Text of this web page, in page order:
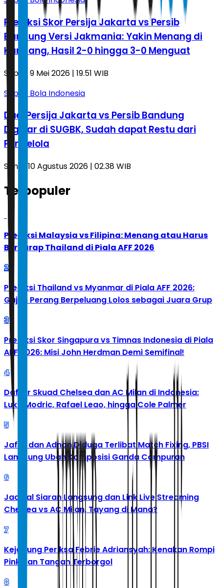
Prediksi Skor Persija Jakarta vs Persib
Bandung Versi Jakmania: Yakin Menang di
Kandang, Hasil 2-0 hingga 3-0 Menguat
Sabtu, 9 Mei 2026 | 19.51 WIB
Sepak Bola Indonesia
Duel Persija Jakarta vs Persib Bandung
Digelar di SUGBK, Sudah dapat Restu dari
Pengelola
Senin, 10 Agustus 2026 | 02.38 WIB
Terpopuler
Prediksi Malaysia vs Filipina: Menang atau Harus
Berharap Thailand di Piala AFF 2026
2
Prediksi Thailand vs Myanmar di Piala AFF 2026:
Gajah Perang Berpeluang Lolos sebagai Juara Grup
3
Prediksi Skor Singapura vs Timnas Indonesia di Piala
AFF 2026: Misi John Herdman Demi Semifinal!
4
Daftar Skuad Chelsea dan AC Milan di Indonesia:
Luka Modric, Rafael Leao, hingga Cole Palmer
5
Jafar dan Adnan Diduga Terlibat Match Fixing, PBSI
Langsung Ubah Komposisi Ganda Campuran
6
Jadwal Siaran Langsung dan Link Live Streaming
Chelsea vs AC Milan, Tayang di Mana?
7
Kejagung Periksa Febrie Adriansyah: Kenakan Rompi
Pink dan Tangan Terborgol
8